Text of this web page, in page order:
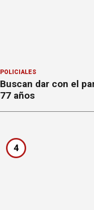
POLICIALES
Buscan dar con el
77 años
4